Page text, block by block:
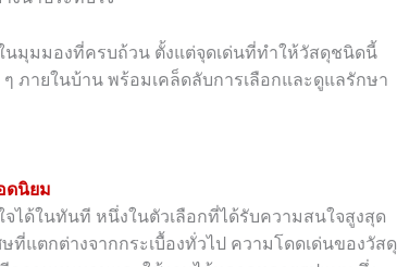
นมุมมองที่ครบถ้วน ตั้งแต่จุดเด่นที่ทำให้วัสดุชนิดนี้
ภายในบ้าน พร้อมเคล็ดลับการเลือกและดูแลรักษา
ดนิยม
ได้ในทันที หนึ่งในตัวเลือกที่ได้รับความสนใจสูงสุด
แตกต่างจากกระเบื้องทั่วไป ความโดดเด่นของวัสดุ